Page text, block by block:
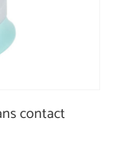
contact